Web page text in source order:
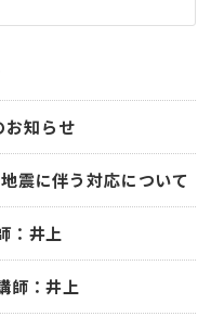
お知らせ
震に伴う対応について
：井上
：井上